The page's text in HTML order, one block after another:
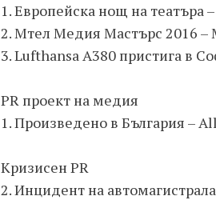
1. Европейска нощ на
2. Мтел Медия Мастърс 2016 –
3. Lufthansa А380 пристига в
PR проект на медия
1. Произведено в България –
Кризисен PR
2. Инцидент на